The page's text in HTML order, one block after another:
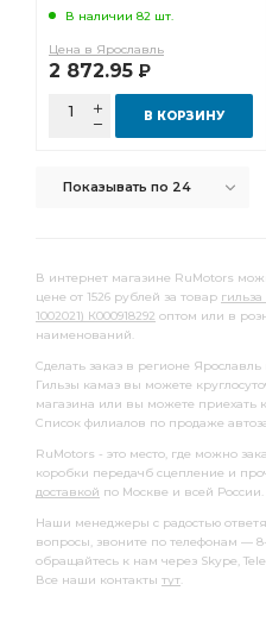
В наличии 82 шт.
Цена в Ярославль
2 872.95 Р
В КОРЗИНУ
Показывать по 24
В интернет магазине RuMotors
цене от 1526 рублей за товар
1002021) К000918292 оптом или в
наименований.
Сделать заказ в регионе
Гильзы камаз вы можете
магазина или вы можете
Список филиалов по продаже
RuMotors - это место, где можно
коробки передачб сцепление и
доставкой по Москве и всей России.
Наши менеджеры с радостью
вопросы, звоните по телефонам —
обращайтесь к нам через Skype,
Все наши контакты тут.